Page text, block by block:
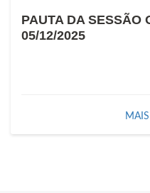
PAUTA DA SESSÃO
05/12/2025